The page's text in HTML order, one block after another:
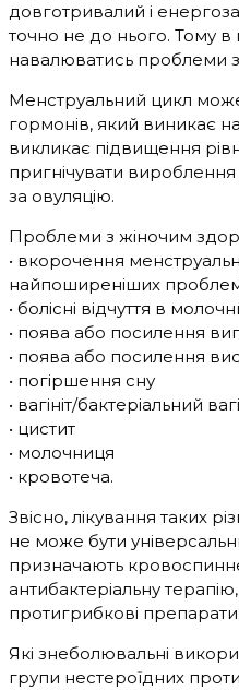
довготривалий і
точно не до нього. Тому
навалюватись проблеми
Менструальний цикл
гормонів, який виникає
викликає підвищення
пригнічувати
за овуляцію.
Проблеми з жіночим
• вкорочення
найпоширеніших
• болісні відчуття в
• поява або посилення
• поява або посилення
• погіршення сну
• вагініт/бактеріальний
• цистит
• молочниця
• кровотеча.
Звісно, лікування таких
не може бути
призначають
антибактеріальну
протигрибкові препарати.
Які знеболювальні
групи нестероїдних